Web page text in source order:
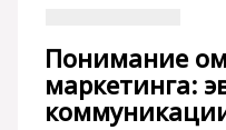
Понимание
маркетинга: